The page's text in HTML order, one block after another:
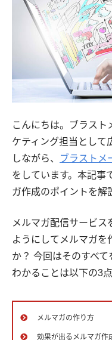
こんにちは。ブラスト
ケティング担当として
しながら、
ブラストメ
をしています。本記事
ガ作成のポイントを解
メルマガ配信サービス
ようにしてメルマガを
か？ 今回はそのすべ
わかることは以下の3点
メルマガの作り方
効果が出るメルマガ作